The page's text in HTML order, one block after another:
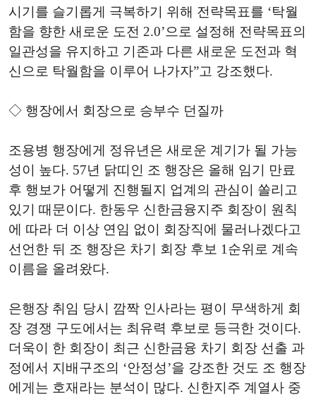
시기를 슬기롭게 극복하기 위해 전략목표를 ‘탁월
함을 향한 새로운 도전 2.0’으로 설정해 전략목표의
일관성을 유지하고 기존과 다른 새로운 도전과 혁
신으로 탁월함을 이루어 나가자”고 강조했다.
◇ 행장에서 회장으로 승부수 던질까
조용병 행장에게 정유년은 새로운 계기가 될 가능
성이 높다. 57년 닭띠인 조 행장은 올해 임기 만료
후 행보가 어떻게 진행될지 업계의 관심이 쏠리고
있기 때문이다. 한동우 신한금융지주 회장이 원칙
에 따라 더 이상 연임 없이 회장직에 물러나겠다고
선언한 뒤 조 행장은 차기 회장 후보 1순위로 계속
이름을 올려왔다.
은행장 취임 당시 깜짝 인사라는 평이 무색하게 회
장 경쟁 구도에서는 최유력 후보로 등극한 것이다.
더욱이 한 회장이 최근 신한금융 차기 회장 선출 과
정에서 지배구조의 ‘안정성’을 강조한 것도 조 행장
에게는 호재라는 분석이 많다. 신한지주 계열사 중